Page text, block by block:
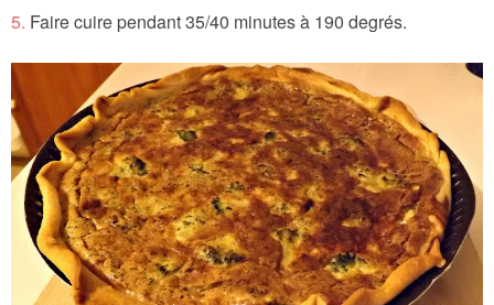
5. Faire cuire pendant 35/40 minutes à 190 degrés.